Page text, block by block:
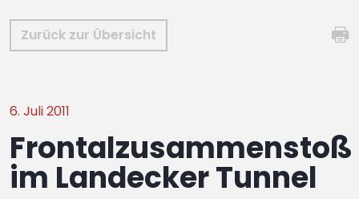
Zurück zur Übersicht
6. Juli 2011
Frontalzusammenstoß
im Landecker Tunnel